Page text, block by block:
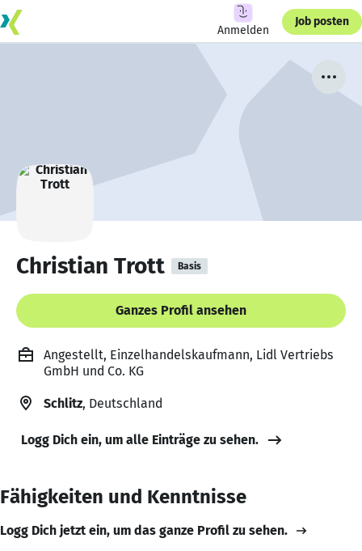
Anmelden
Job posten
Christian Trott Basis
Ganzes Profil ansehen
Angestellt, Einzelhandelskaufmann, Lidl Vertriebs
GmbH und Co. KG
Schlitz, Deutschland
Logg Dich ein, um alle Einträge zu sehen.
Fähigkeiten und Kenntnisse
Logg Dich jetzt ein, um das ganze Profil zu sehen.